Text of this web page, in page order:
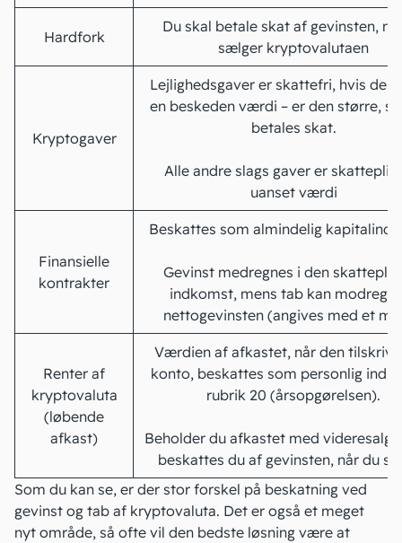
Hardfork
Du skal betale skat af gevinsten,
sælger kryptovalutaen
Kryptogaver
Lejlighedsgaverer skattefri, hvis den
en beskeden værdi – er den større,
betales skat.
Alle andre slags gaver er
uanset værdi
Finansielle
kontrakter
Beskattes som almindelig
Gevinst medregnes i den
indkomst, mens tab kan
nettogevinsten (angives med et
Renter af
kryptovaluta
(løbende
afkast)
Værdien af afkastet, når den
konto, beskattes som personlig
rubrik 20 (årsopgørelsen).
Beholder du afkastet med videresalg
beskattes du af gevinsten, når du
Som du kan se, er der stor forskel på beskatning ved
gevinst og tab af kryptovaluta. Det er også et meget
nyt område, så ofte vil den bedste løsning være at